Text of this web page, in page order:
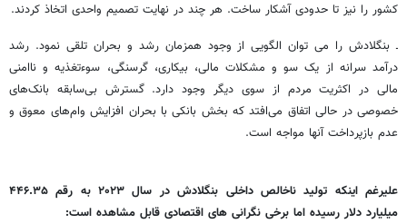
کشور را نیز تا حدودی آشکار ساخت. هر چند در نهایت تصمیم واحدی اتخاذ کردند.
ـ بنگلادش را می توان الگویی از وجود همزمان رشد و بحران تلقی نمود. رشد
درآمد سرانه از یک سو و مشکلات مالی، بیکاری، گرسنگی، سوءتغذیه و ناامنی
مالی در اکثریت مردم از سوی دیگر وجود دارد. گسترش بی‌سابقه بانک‌های
خصوصی در حالی اتفاق می‌افتد که بخش بانکی با بحران افزایش وام‌های معوق و
عدم بازپرداخت آنها مواجه است.
علیرغم اینکه تولید ناخالص داخلی بنگلادش در سال ۲۰۲۳ به رقم ۴۴۶.۳۵
میلیارد دلار رسیده اما برخی نگرانی های اقتصادی قابل مشاهده است: